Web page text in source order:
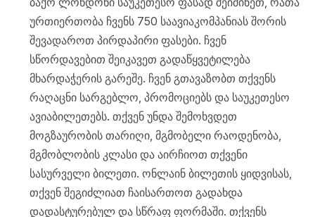
ურთიერთობა ჩვენს 750 საავიაკომპანიას შორის
შევადაროთ პირდაპირი ფასები. ჩვენ
სწორდავებით შეიკავეთ გადაწყვეტილება
მხარდაჭერის გარეშე. ჩვენ გთავაზობთ თქვენს
რაღაცნი სარგებლო, პრომოციებს და საუკეთესო
ავიაბილეთებს. თქვენ უნდა შემოხვდეთ
მოგზაურობის თარიღი, მგმობელი რაოდენობა,
მგმობლობის კლასი და აირჩიოთ თქვენი
სასურველი ბილეთი. ონლაინ ბილეთის ყიდვისას,
თქვენ შეგიძლიათ ჩაისართოთ გადახდა
დადასტურებულ და სწრაფ ფორმაში. თქვენს